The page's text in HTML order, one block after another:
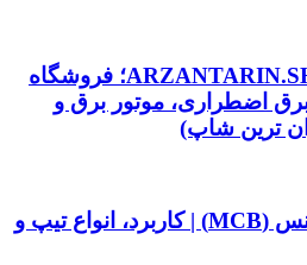
افتتاح رسمی ARZANTARIN.SHOP؛ فروشگاه
اضطراری، موتور برق و
ترین شاپ)
کلید مینیاتوری زیمنس (MCB) | کاربرد، انواع تیپ و